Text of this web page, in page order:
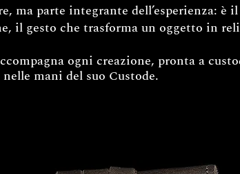
ma parte integrante dell’esperienza: è
il gesto che trasforma un oggetto in
ogni creazione, pronta a
mani del suo Custode.